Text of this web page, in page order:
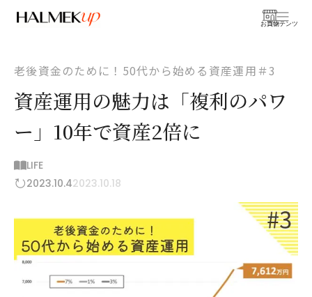
お買物
コンテンツ
老後資金のために！50代から始める資産運用＃3
資産運用の魅力は「複利のパワ
ー」10年で資産2倍に
LIFE
2023.10.42023.10.18